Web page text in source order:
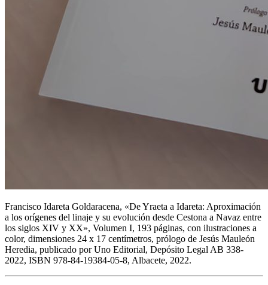
Francisco Idareta Goldaracena, «De Yraeta a Idareta: Aproximación
a los orígenes del linaje y su evolución desde Cestona a Navaz entre
los siglos XIV y XX», Volumen I, 193 páginas, con ilustraciones a
color, dimensiones 24 x 17 centímetros, prólogo de Jesús Mauleón
Heredia, publicado por Uno Editorial, Depósito Legal AB 338-
2022, ISBN 978-84-19384-05-8, Albacete, 2022.